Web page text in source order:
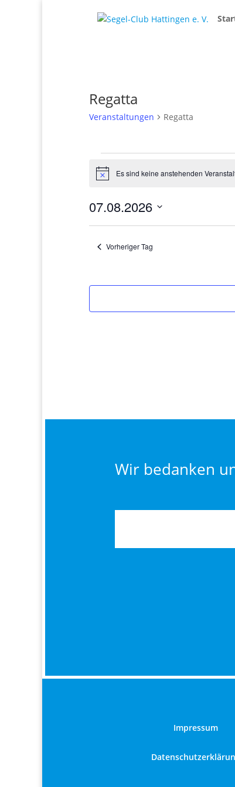
Regatta
Veranstaltungen Regatta
Veranstaltungen
für
August
2026
HinweisEs sind keine anstehenden
07.08.2026
Vorheriger Tag
Wir bedanken
Impressum